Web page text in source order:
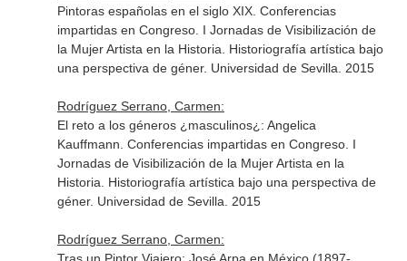
Pintoras españolas en el siglo XIX. Conferencias
impartidas en Congreso. I Jornadas de Visibilización de
la Mujer Artista en la Historia. Historiografía artística bajo
una perspectiva de géner. Universidad de Sevilla. 2015
Rodríguez Serrano, Carmen:
El reto a los géneros ¿masculinos¿: Angelica
Kauffmann. Conferencias impartidas en Congreso. I
Jornadas de Visibilización de la Mujer Artista en la
Historia. Historiografía artística bajo una perspectiva de
géner. Universidad de Sevilla. 2015
Rodríguez Serrano, Carmen: